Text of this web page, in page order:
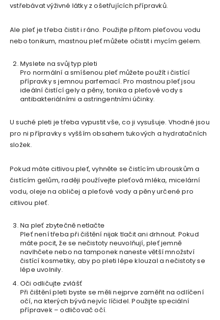
vstřebávat výživné látky z ošetřujících přípravků.
Ale pleť je třeba čistit i ráno. Použijte přitom pleťovou vodu
nebo tonikum, mastnou pleť můžete očistit i mycím gelem.
Myslete na svůj typ pleti
Pro normální a smíšenou pleť můžete použít i čistící
přípravky s jemnou parfemací. Pro mastnou pleť jsou
ideální čistící gely a pěny, tonika a pleťové vody s
antibakteriálními a astringentními účinky.
U suché pleti je třeba vypustit vše, co ji vysušuje. Vhodné jsou
pro ni přípravky s vyšším obsahem tukových a hydratačních
složek.
Pokud máte citlivou pleť, vyhněte se čistícím ubrouskům a
čistícím gelům, raději používejte pleťová mléka, micelární
vodu, oleje na obličej a pleťové vody a pěny určené pro
citlivou pleť.
Na pleť zbytečně netlačte
Pleť není třeba při čištění nijak tlačit ani drhnout. Pokud
máte pocit, že se nečistoty neuvolňují, pleť jemně
navlhčete nebo na tamponek naneste větší množství
čistící kosmetiky, aby po pleti lépe klouzal a nečistoty se
lépe uvolnily.
Oči odličujte zvlášť
Při čištění pleti byste se měli nejprve zaměřit na odlíčení
očí, na kterých bývá nejvíc líčidel. Použijte speciální
přípravek – odličovač očí.